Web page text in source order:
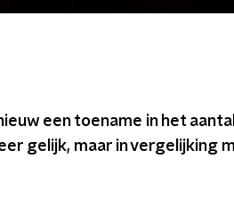
een toename in het
gelijk, maar in vergelijking